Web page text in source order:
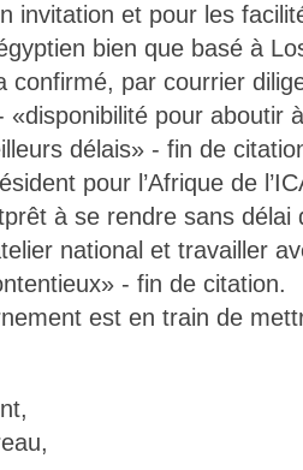
invitation et pour les
bien que basé à
confirmé, par courrier
pour aboutir
délais» - fin de
pour l’Afrique de
à se rendre sans
national et travailler
- fin de citation.
est en train de